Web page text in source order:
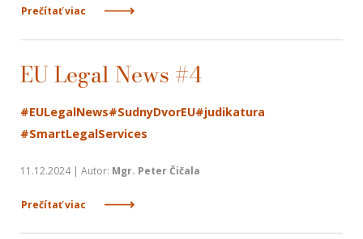
Prečítať viac
EU Legal News #4
#EULegalNews#SudnyDvorEU#judikatura
#SmartLegalServices
11.12.2024 | Autor: Mgr. Peter Čičala
Prečítať viac